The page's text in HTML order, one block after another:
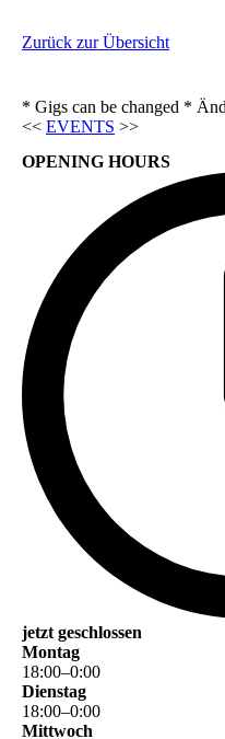
Zurück zur Übersicht
* Gigs can be changed *
<< EVENTS >>
OPENING HOURS
jetzt geschlossen
Montag
18:00–0:00
Dienstag
18:00–0:00
Mittwoch